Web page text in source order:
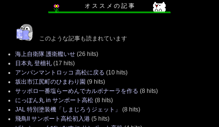
オ ス ス メ の 記 事
このような記事も読まれています
海上自衛隊 護衛艦いせ (26 hits)
日本丸 登檣礼 (17 hits)
アンパンマントロッコ 高松に戻る (10 hits)
坂出市江尻町のひまわり園 (9 hits)
サッポロ一番塩らーめんでカルボナーラを作る (8 hits)
にっぽん丸 in サンポート高松 (8 hits)
JAL 特別塗装機「しまじろうジェット」
(8 hits)
飛鳥II サンポート高松初入港 (5 hits)